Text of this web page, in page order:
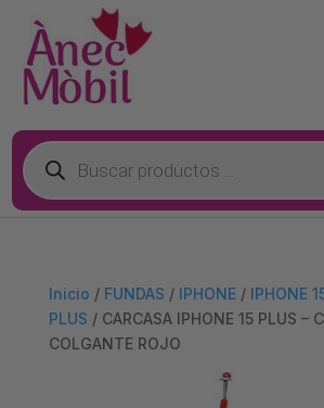
Búsqueda
de
productos
Inicio / FUNDAS / IPHONE/ IPHONE
PLUS / CARCASA IPHONE 15 PLUS –
COLGANTE ROJO